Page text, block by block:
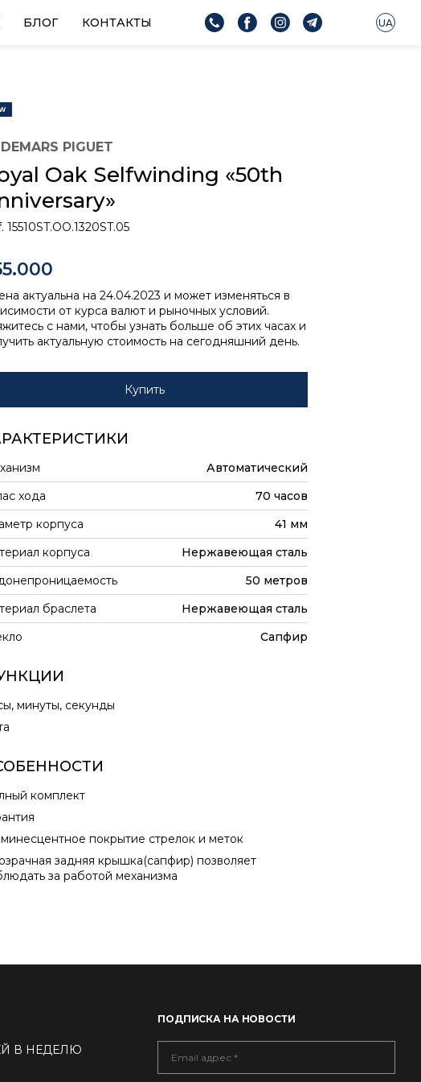
БЛОГ КОНТАКТЫ UA
PIGUET
Oak Selfwinding «50th
15510ST.OO.1320ST.05
актуальна на 24.04.2023 и может изменяться в
от курса валют и рыночных условий.
с нами, чтобы узнать больше об этих часах и
актуальную стоимость на сегодняшний день.
Купить
Автоматический
хода
70 часов
корпуса
41 мм
корпуса
Нержавеющая сталь
50 метров
браслета
Нержавеющая сталь
Сапфир
минуты, секунды
комплект
покрытие стрелок и меток
задняя крышка(сапфир) позволяет
за работой механизма
В НЕДЕЛЮ
ПОДПИСКА НА НОВОСТИ